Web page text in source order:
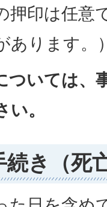
押印は任意
あります。
ついては、
。
き（死